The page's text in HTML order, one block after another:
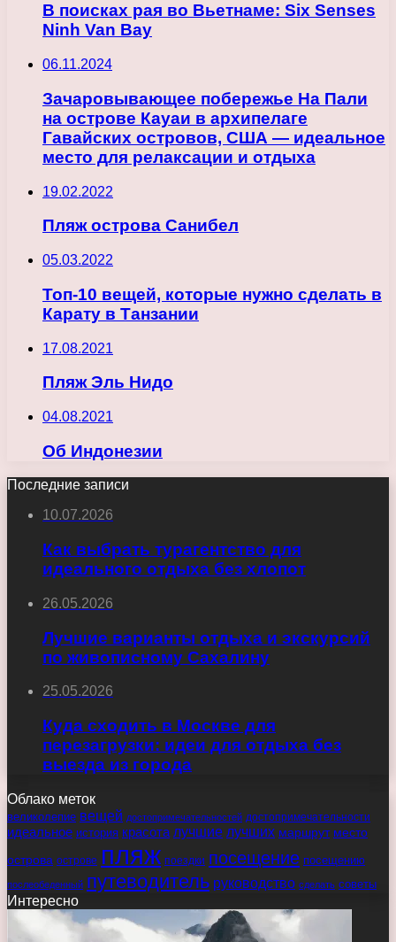
В поисках рая во Вьетнаме: Six Senses
Ninh Van Bay
06.11.2024
Зачаровывающее побережье На Пали
на острове Кауаи в архипелаге
Гавайских островов, США — идеальное
место для релаксации и отдыха
19.02.2022
Пляж острова Санибел
05.03.2022
Топ-10 вещей, которые нужно сделать в
Карату в Танзании
17.08.2021
Пляж Эль Нидо
04.08.2021
Об Индонезии
Последние записи
10.07.2026
Как выбрать турагентство для
идеального отдыха без хлопот
26.05.2026
Лучшие варианты отдыха и экскурсий
по живописному Сахалину
25.05.2026
Куда сходить в Москве для
перезагрузки: идеи для отдыха без
выезда из города
Облако меток
великолепие вещей достопримечательностей достопримечательности
идеальное история красота лучшие лучших маршрут место
острова острове пляж поездки посещение посещению
послеобеденный путеводитель руководство сделать советы
Интересно